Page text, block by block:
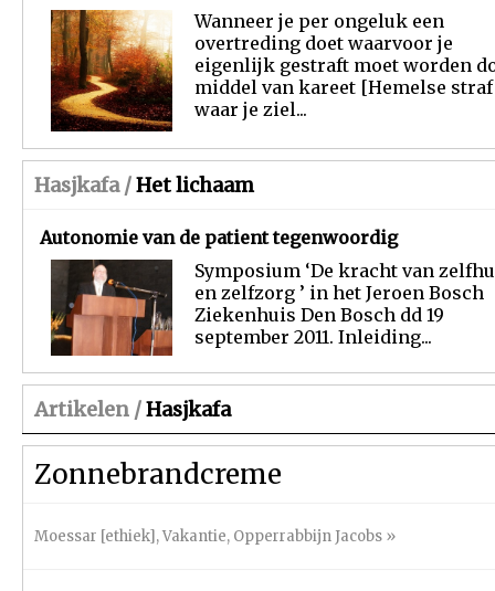
Wanneer je per ongeluk een
overtreding doet waarvoor je
eigenlijk gestraft moet worden
middel van kareet [Hemelse straf
waar je ziel...
Hasjkafa /Het lichaam
Autonomie van de patient tegenwoordig
Symposium ‘De kracht van
en zelfzorg ’ in het Jeroen Bosch
Ziekenhuis Den Bosch dd 19
september 2011. Inleiding...
Artikelen /Hasjkafa
Zonnebrandcreme
Moessar [ethiek],Vakantie, Opperrabbijn Jacobs »